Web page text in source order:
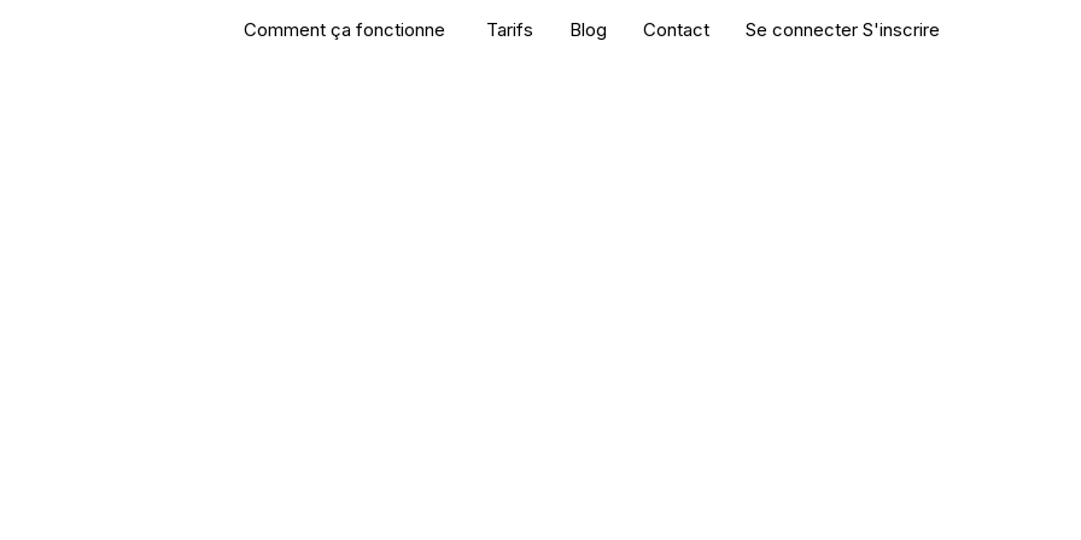
Comment ça fonctionne Tarifs Blog Contact Se connecter S'inscrire